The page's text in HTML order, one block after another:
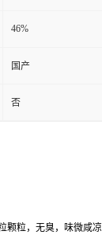
46%
国产
否
颗粒，无臭，味微咸凉